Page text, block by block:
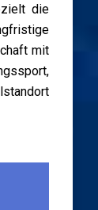
die
mit